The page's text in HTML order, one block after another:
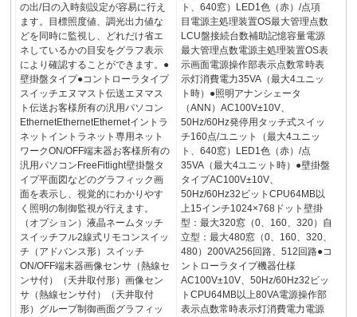
の出/日の入時刻設定が容易に行え
ます。目標照度値、調光出力値な
どを同時に監視し、どれだけ省エ
ネしているかの目安をグラフ表示
により確認することができます。●
壁掛盤タイプ●コントローラタイプ
スイッチエヌマスト伝送エヌマス
ト伝送お客様所有の汎用パソコン
EthernetEthernetEthernetイントラ
ネットイントラネット専用ネット
ワークON/OFF端末器お客様所有の
汎用パソコンFreeFitlight壁掛盤タ
イプ平面図などのグラフィック画
面を表示し、視覚的にわかりやす
く照明の制御監視が行えます。
（オプション）液晶ネームタッチ
スイッチフル2線式リモコンスイッ
チ（アドバンス形）スイッチ
ON/OFF端末器画像センサ（熱線セ
ンサ付）（天井取付形）画像セン
サ（熱線センサ付）（天井取付
形）グループ制御画面グラフィッ
ト、640窓）LED1色（赤）/点項
目電源主処理装置OS最大管理点数
LCU盤接続台数補助記憶容量電源
最大管理点数電源主処理装置OS表
示画面電源操作部表示点数常時表
示灯消費電力35VA（最大4ユニッ
ト時）●照明アナンシェータ
（ANN）AC100V±10V、
50Hz/60Hz発停用タッチ式スイッ
チ160点/ユニット（最大4ユニッ
ト、640窓）LED1色（赤）/点
35VA（最大4ユニット時）●壁掛盤
タイプAC100V±10V、
50Hz/60Hz32ビットCPU64MB以
上15インチ1024×768ドット壁掛
型：最大320窓（0、160、320）自
立型：最大480窓（0、160、320、
480）200VA256回路、512回路●コ
ントローラタイプ機器仕様
AC100V±10V、50Hz/60Hz32ビッ
トCPU64MB以上80VA電源操作部
表示点数常時表示灯消費電力電源